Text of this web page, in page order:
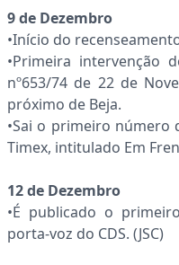
9 de Dezembro
•Início do
•Primeira
nº653/74 de 22 de
próximo de Beja.
•Sai o primeiro
Timex, intitulado Em
12 de Dezembro
•É publicado o
porta-voz do CDS. (JSC)